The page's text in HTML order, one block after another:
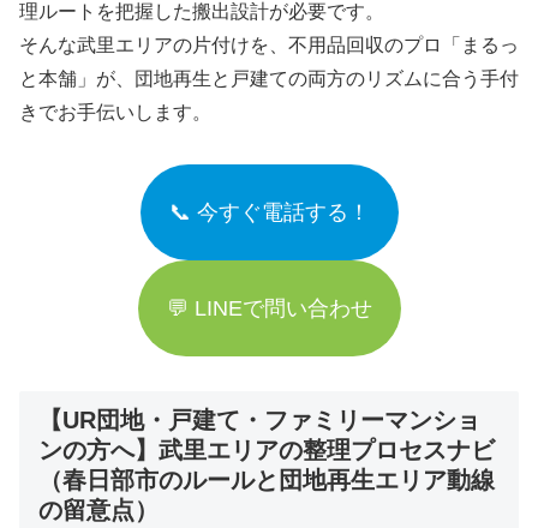
理ルートを把握した搬出設計が必要です。
そんな武里エリアの片付けを、不用品回収のプロ「まるっ
と本舗」が、団地再生と戸建ての両方のリズムに合う手付
きでお手伝いします。
📞 今すぐ電話する！
💬 LINEで問い合わせ
【UR団地・戸建て・ファミリーマンショ
ンの方へ】武里エリアの整理プロセスナビ
（春日部市のルールと団地再生エリア動線
の留意点）